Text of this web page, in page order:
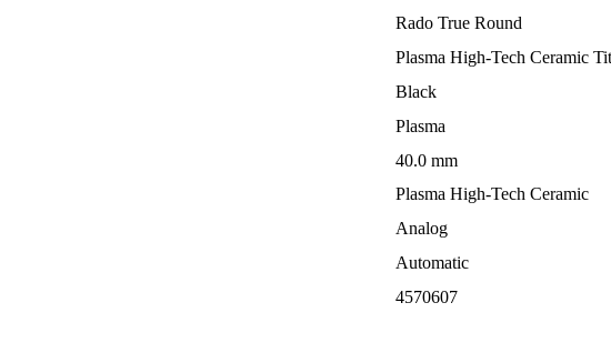
Rado True Round
Plasma High-Tech Ceramic
Black
Plasma
40.0 mm
Plasma High-Tech Ceramic
Analog
Automatic
4570607